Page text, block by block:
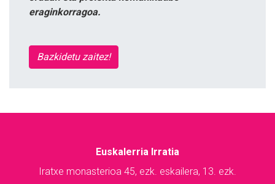
eraginkorragoa.
Bazkidetu zaitez!
Euskalerria Irratia
Iratxe monasterioa 45, ezk. eskailera, 13. ezk.